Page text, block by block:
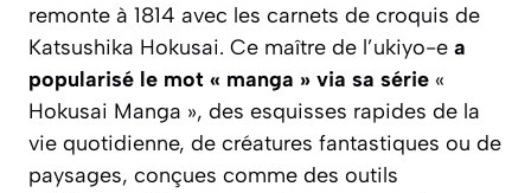
remonte à 1814 avec les carnets de croquis de
Katsushika Hokusai. Ce maître de l’ukiyo-e a
popularisé le mot « manga » via sa série «
Hokusai Manga », des esquisses rapides de la
vie quotidienne, de créatures fantastiques ou de
paysages, conçues comme des outils